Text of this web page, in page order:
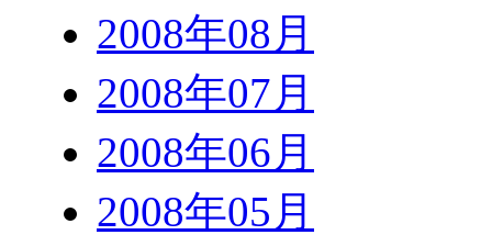
2008年08月
2008年07月
2008年06月
2008年05月